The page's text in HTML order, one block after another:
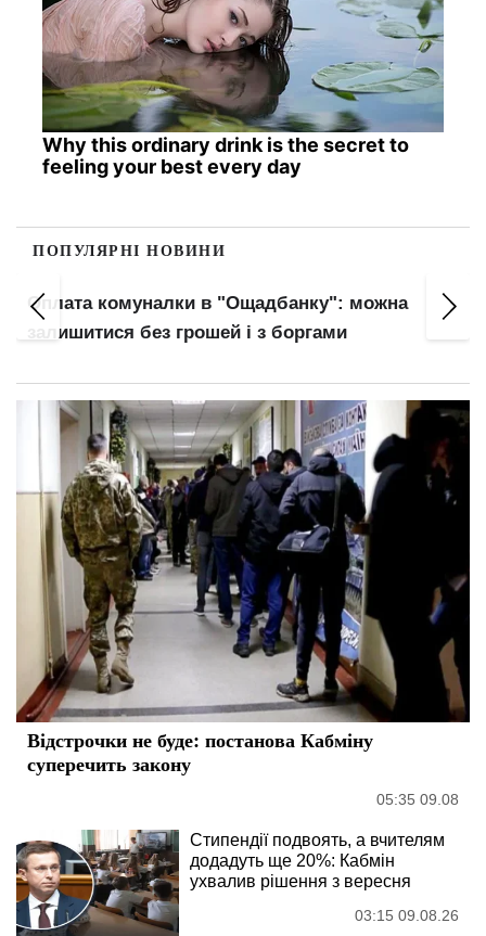
Why this ordinary drink is the secret to
feeling your best every day
ПОПУЛЯРНІ НОВИНИ
Оплата комуналки в "Ощадбанку": можна
залишитися без грошей і з боргами
Відстрочки не буде: постанова Кабміну
суперечить закону
05:35 09.08
Стипендії подвоять, а вчителям
додадуть ще 20%: Кабмін
ухвалив рішення з вересня
03:15 09.08.26